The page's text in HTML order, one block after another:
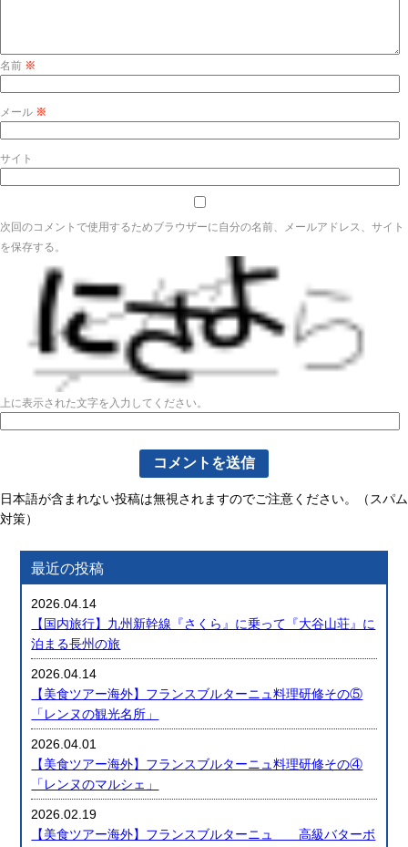
名前 ※
メール ※
サイト
次回のコメントで使用するためブラウザーに自分の名前、メールアドレス、サイト
を保存する。
上に表示された文字を入力してください。
日本語が含まれない投稿は無視されますのでご注意ください。（スパム
対策）
最近の投稿
2026.04.14
【国内旅行】九州新幹線『さくら』に乗って『大谷山荘』に
泊まる長州の旅
2026.04.14
【美食ツアー海外】フランスブルターニュ料理研修その⑤
「レンヌの観光名所」
2026.04.01
【美食ツアー海外】フランスブルターニュ料理研修その④
「レンヌのマルシェ」
2026.02.19
【美食ツアー海外】フランスブルターニュ 高級バターボ